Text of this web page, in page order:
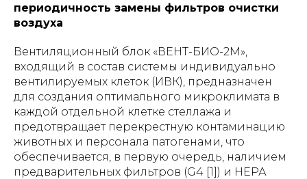
периодичность замены фильтров очистки
воздуха
Вентиляционный блок «ВЕНТ-БИО-2М»,
входящий в состав системы индивидуально
вентилируемых клеток (ИВК), предназначен
для создания оптимального микроклимата в
каждой отдельной клетке стеллажа и
предотвращает перекрестную контаминацию
животных и персонала патогенами, что
обеспечивается, в первую очередь, наличием
предварительных фильтров (G4 [1]) и НЕРА